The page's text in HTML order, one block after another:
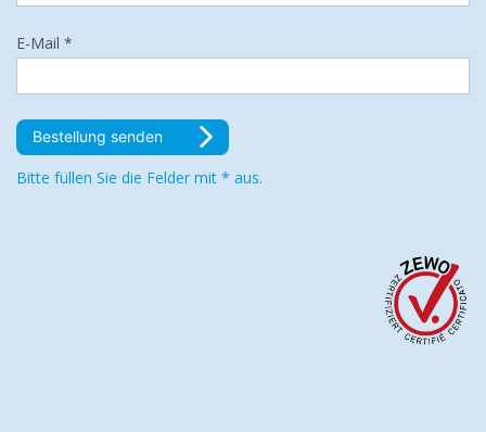
E-Mail *
Bestellung senden
Bitte füllen Sie die Felder mit * aus.